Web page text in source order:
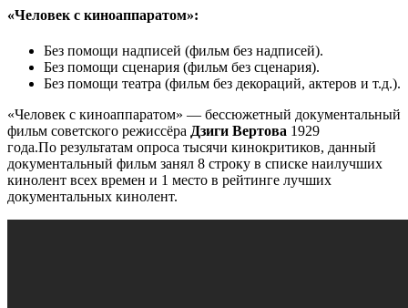
«Человек с киноаппаратом»:
Без помощи надписей (фильм без надписей).
Без помощи сценария (фильм без сценария).
Без помощи театра (фильм без декораций, актеров и т.д.).
«Человек с киноаппаратом» — бессюжетный документальный
фильм советского режиссёра Дзиги Вертова 1929
года.По результатам опроса тысячи кинокритиков, данный
документальный фильм занял 8 строку в списке наилучших
кинолент всех времен и 1 место в рейтинге лучших
документальных кинолент.